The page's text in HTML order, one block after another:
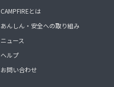
CAMPFIREとは
あんしん・安全への取り組み
ニュース
ヘルプ
お問い合わせ